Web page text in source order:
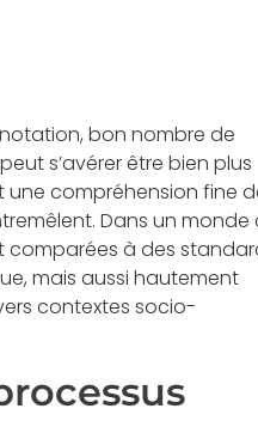
bon nombre de
s’avérer être bien plus
compréhension fine
Dans un monde
comparées à des
mais aussi hautement
contextes socio-